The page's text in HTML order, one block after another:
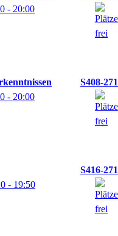
- 20:00
S408-271
- 20:00
S416-271
- 19:50